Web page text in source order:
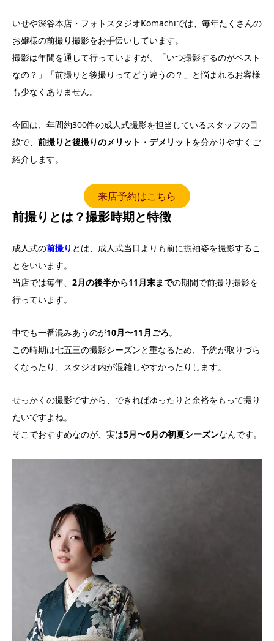
いせや深谷本店・フォトスタジオKomachiでは、毎年たくさんの
お嬢様の前撮り撮影をお手伝いしています。
撮影は年間を通して行っていますが、「いつ撮影するのがベスト
なの？」「前撮りと後撮りってどう違うの？」と悩まれるお客様
も少なくありません。
今回は、年間約300件の成人式撮影を担当しているスタッフの目
線で、 前撮りと後撮りのメリット・デメリットを分かりやすくご
紹介します。
来店予約はこちら
前撮りとは？撮影時期と特徴
成人式の前撮り とは、成人式当日よりも前に振袖姿を撮影するこ
とをいいます。
当店では毎年、 2月の後半から11月末までの期間で前撮り撮影を
行っています。
中でも一番混みあうのが10月〜11月ごろ。
この時期は七五三の撮影シーズンと重なるため、予約が取りづら
くなったり、スタジオ内が混雑しやすかったりします。
せっかくの撮影ですから、できればゆったりと余裕をもって撮り
たいですよね。
そこでおすすめなのが、実は5月〜6月の初夏シーズンなんです。